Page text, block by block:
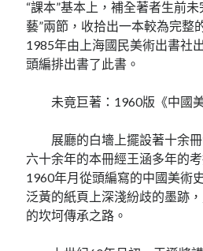
“課本”基本上，補全著者生前未
藝”兩節，收拾出一本較為完整
1985年由上海國民美術出書社
頭編排出書了此書。
未竟巨著：1960版《中國
展廳的白墻上擺設著十余
六十余年的本冊經王涵多年的
1960年月從頭編寫的中國美術
泛黃的紙頁上深淺紛歧的墨跡
的坎坷傳承之路。